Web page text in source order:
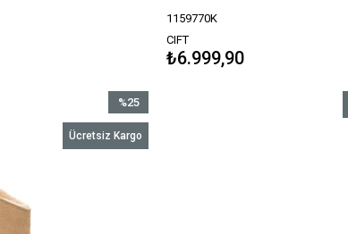
1159770K
CIFT
₺6.999,90
%25
İndirim
%25İndirim
Ücretsiz Kargo